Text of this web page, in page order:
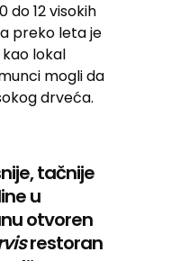
do 12 visokih
preko leta je
lokal
mogli da
drveća.
tačnije
u
otvoren
restoran